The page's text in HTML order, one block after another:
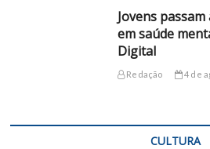
Jovens
em saúde
Digital
Redação 4 de
CULTURA